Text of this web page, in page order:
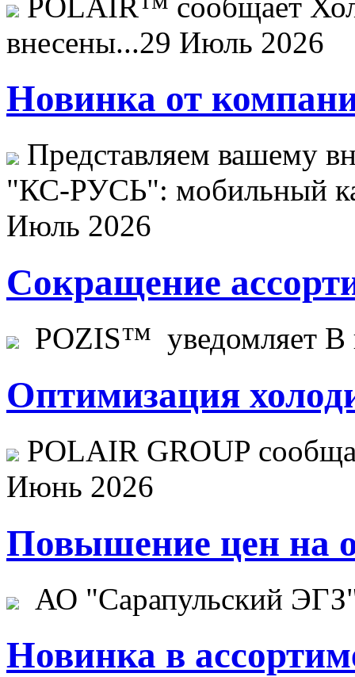
внесены...29 Июль 2026
Новинка от
Представляем вашему
"КС-РУСЬ": мобильный
Июль 2026
Сокращение
POZIS™ уведомляет В
Оптимизация
POLAIR GROUP
Июнь 2026
Повышение цен на
АО "Сарапульский
Новинка в